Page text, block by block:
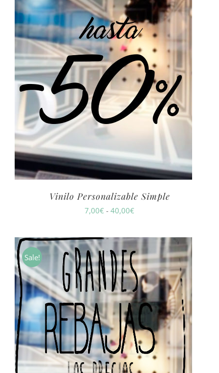
ESTE
PRODUCTO
TIENE
VARIANTES.
LAS
SE
EN
LA
PÁGINA
DE
Vinilo Personalizable Simple
7,00€ - 40,00€
precios:
desde
7,00€
hasta
40,00€
Sale!
ESTE